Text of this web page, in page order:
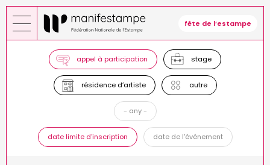
Skip
to
main
fête de l’estampe
appel à participation stage
résidence d’artiste autre
- any -
date limite d'inscription date de l'événement